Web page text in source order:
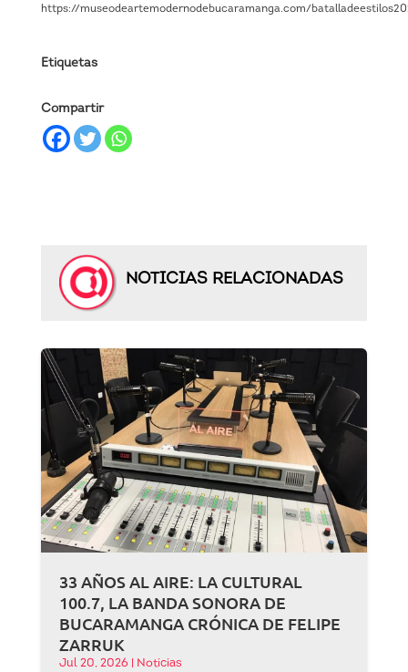
https://museodeartemodernodebucaramanga.com/
Etiquetas
Compartir
NOTICIAS RELACIONADAS
33 AÑOS AL AIRE: LA CULTURAL
100.7, LA BANDA SONORA DE
BUCARAMANGA CRÓNICA DE FELIPE
ZARRUK
Jul 20, 2026 Noticias